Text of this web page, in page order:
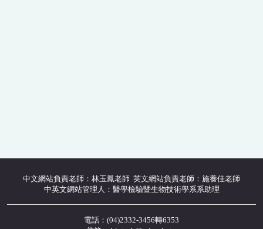
中文網站負責老師：林玉鳳老師 英文網站負責老師：施養佳老師
中英文網站管理人：醫學檢驗暨生物技術學系系助理
電話：(04)2332-3456轉6353